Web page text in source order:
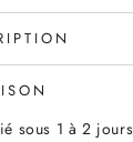
Paper
Primavera
Rosa
crème,
sous 1 à 2